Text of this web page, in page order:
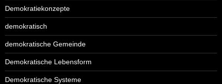
Demokratiekonzepte
demokratisch
demokratische Gemeinde
Demokratische Lebensform
Demokratische Systeme